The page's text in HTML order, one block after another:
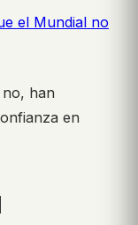
el Mundial no
han
en